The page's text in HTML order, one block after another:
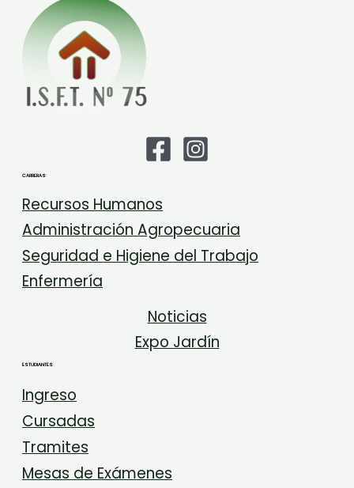
CARRERAS
Recursos Humanos
Administración Agropecuaria
Seguridad e Higiene del Trabajo
Enfermería
Noticias
Expo Jardín
ESTUDIANTES
Ingreso
Cursadas
Tramites
Mesas de Exámenes